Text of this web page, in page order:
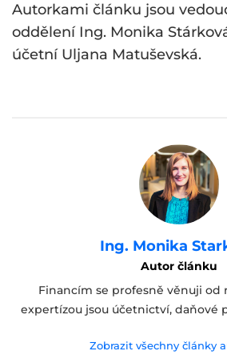
Autorkami článku jsou
oddělení Ing. Monika
účetní Uljana Matuševská.
Ing. Monika
Autor článku
Financím se profesně věnuji od
expertízou jsou účetnictví, daňové
Zobrazit všechny články